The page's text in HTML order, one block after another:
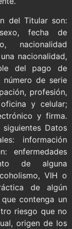
del Titular son:
fecha de
nacionalidad
nacionalidad,
del pago de
número de serie
profesión,
y celular;
y firma.
Datos
información
enfermedades
de alguna
VIH o
de algún
contenga un
riesgo que no
origen de los